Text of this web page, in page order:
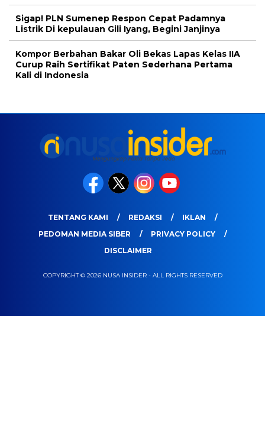
Sigap! PLN Sumenep Respon Cepat Padamnya
Listrik Di kepulauan Gili Iyang, Begini Janjinya
Kompor Berbahan Bakar Oli Bekas Lapas Kelas IIA
Curup Raih Sertifikat Paten Sederhana Pertama
Kali di Indonesia
TENTANG KAMI REDAKSI
IKLAN
PEDOMAN MEDIA SIBER
PRIVACY POLICY
DISCLAIMER
COPYRIGHT © 2026 NUSA INSIDER - ALL RIGHTS RESERVED